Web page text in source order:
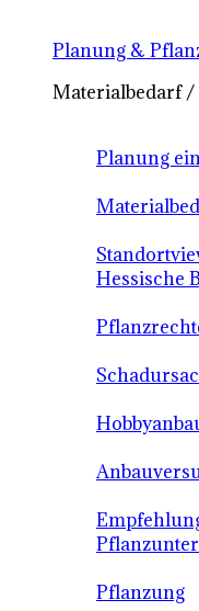
Planung &
Materialbedarf /
Planung
Hessische
Pflanzung